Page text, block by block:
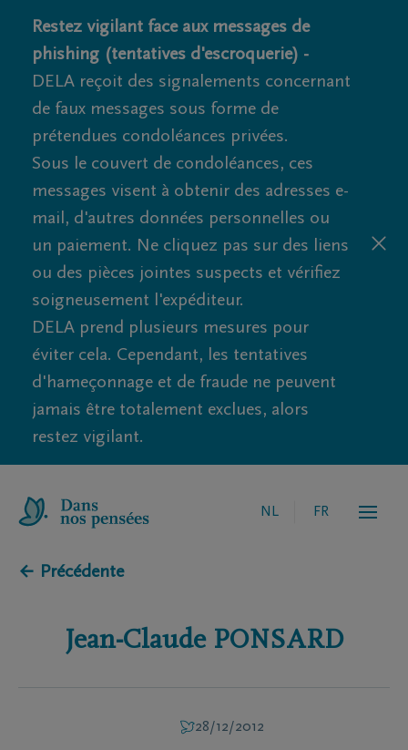
Restez vigilant face aux messages de
phishing (tentatives d'escroquerie) -
DELA reçoit des signalements concernant
de faux messages sous forme de
prétendues condoléances privées.
Sous le couvert de condoléances, ces
messages visent à obtenir des adresses e-
mail, d'autres données personnelles ou
un paiement. Ne cliquez pas sur des liens
ou des pièces jointes suspects et vérifiez
soigneusement l'expéditeur.
DELA prend plusieurs mesures pour
éviter cela. Cependant, les tentatives
d'hameçonnage et de fraude ne peuvent
jamais être totalement exclues, alors
restez vigilant.
NL FR
← Précédente
Jean-Claude PONSARD
28/12/2012